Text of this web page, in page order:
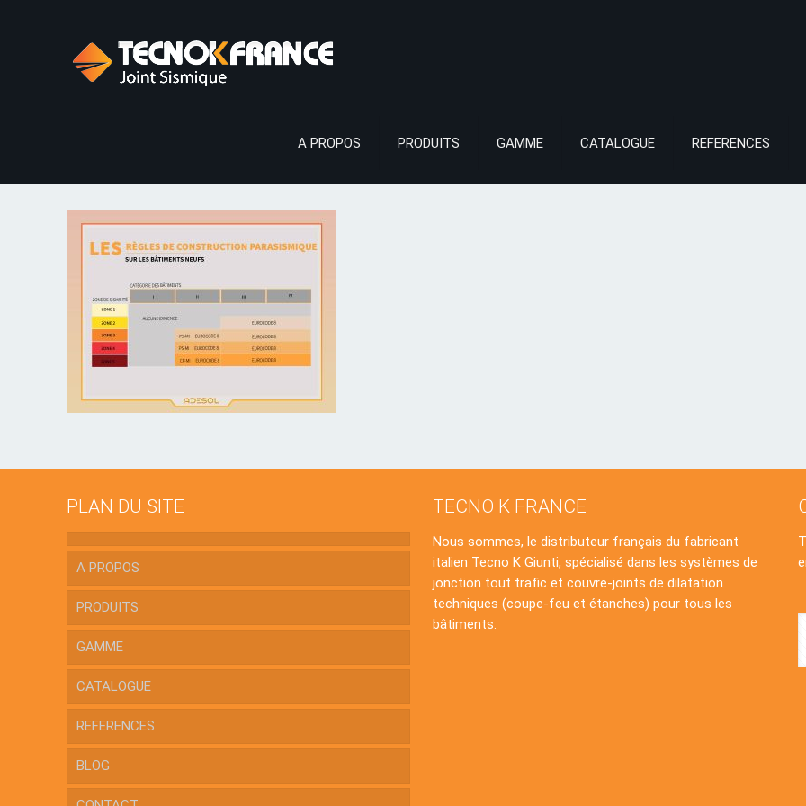
A PROPOS PRODUITS GAMME CATALOGUE REFERENCES
PLAN DU SITE
A PROPOS
PRODUITS
GAMME
CATALOGUE
REFERENCES
BLOG
TECNO K FRANCE
Nous sommes, le distributeur français du fabricant
italien Tecno K Giunti, spécialisé dans les systèmes de
jonction tout trafic et couvre-joints de dilatation
techniques (coupe-feu et étanches) pour tous les
bâtiments.